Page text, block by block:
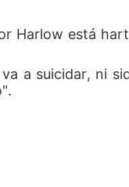
Harlow está
a suicidar, ni